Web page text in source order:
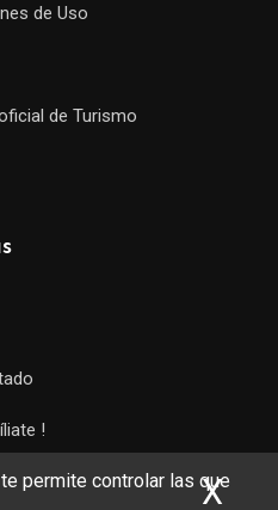
permite controlar las que
X
de Uso
de Turismo
!
!